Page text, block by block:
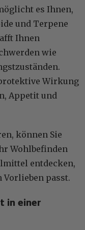
es Ihnen,
und Terpene
Ihnen
wie
Wirkung
Appetit und
können Sie
Wohlbefinden
entdecken,
Vorlieben passt.
in einer